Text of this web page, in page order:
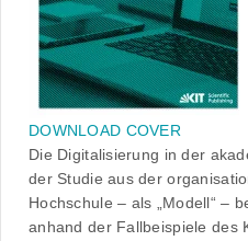
DOWNLOAD COVER
Die Digitalisierung in der
der Studie aus der
Hochschule – als „Modell“ –
anhand der Fallbeispiele des